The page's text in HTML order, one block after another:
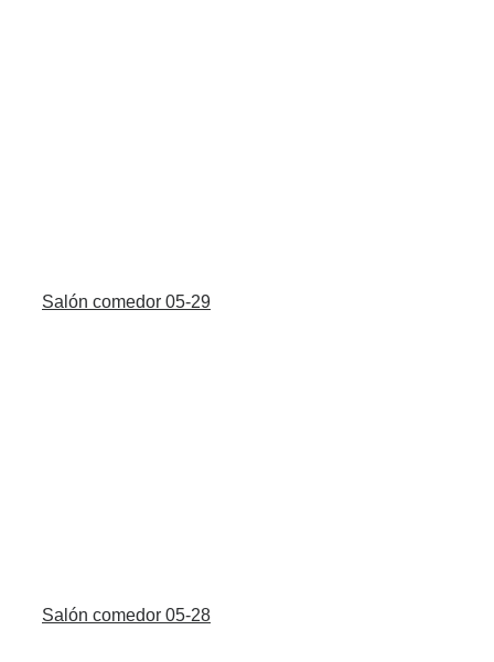
Salón comedor 05-29
Salón comedor 05-28